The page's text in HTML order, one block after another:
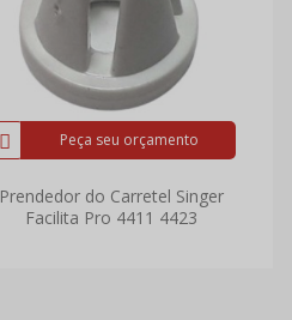
Peça seu orçamento
Prendedor do Carretel Singer
Facilita Pro 4411 4423